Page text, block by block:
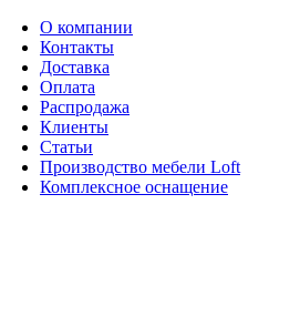
О компании
Контакты
Доставка
Оплата
Распродажа
Клиенты
Статьи
Производство мебели Loft
Комплексное оснащение